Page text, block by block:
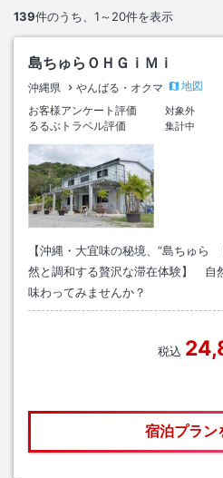
139件のうち、 1～20件を表示
島ちゅらＯＨＧｉＭｉ
沖縄県 やんばる・オクマ
地図
お客様アンケート評価
対象外
るるぶトラベル評価 集計中
【沖縄・大宜味の秘境、“島ちゅら
然と調和する贅沢な滞在体験】 自
味わってみませんか？
税込
宿泊プラン